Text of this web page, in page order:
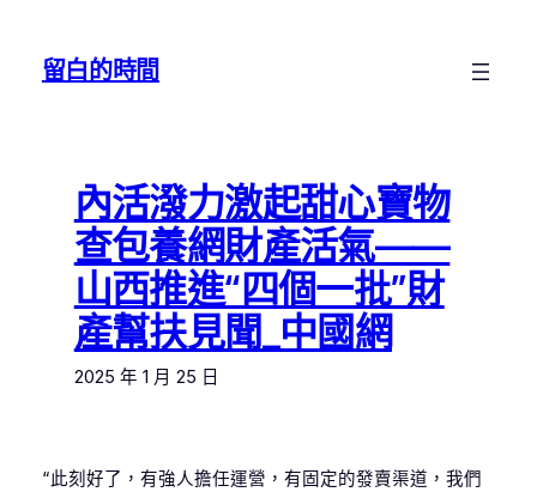
留白的時間
內活潑力激起甜心寶物
查包養網財產活氣——
山西推進“四個一批”財
產幫扶見聞_中國網
2025 年 1 月 25 日
“此刻好了，有強人擔任運營，有固定的發賣渠道，我們